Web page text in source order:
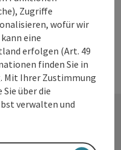
Zugriffe
wofür wir
eine
erfolgen (Art. 49
finden Sie in
. Mit Ihrer Zustimmung
über die
verwalten und